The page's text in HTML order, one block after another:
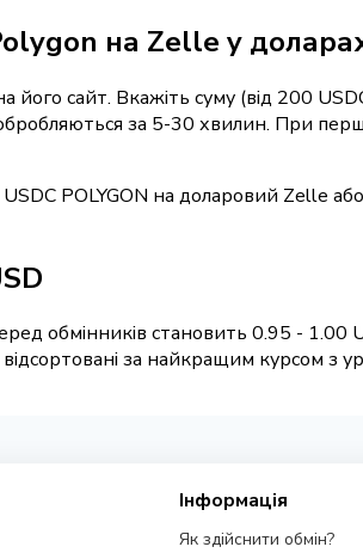
на Zelle у
його сайт. Вкажіть суму (від 200
обробляються за 5-30 хвилин. При
POLYGON на доларовий Zelle або
обмінників становить 0.95 - 1.00
за найкращим курсом з
Інформація
Як здійснити обмін?